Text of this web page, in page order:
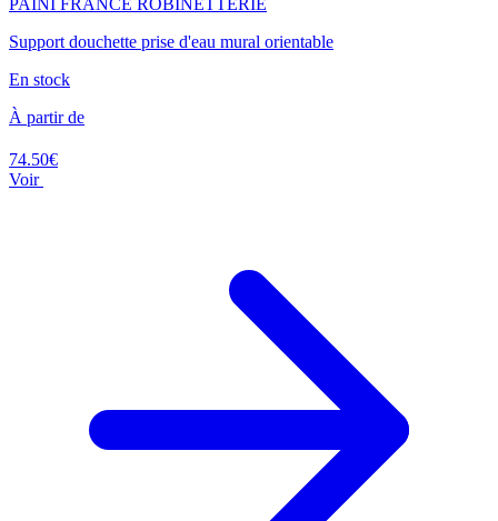
Support douchette prise d'eau mural orientable
En stock
À partir de
74.50€
Voir